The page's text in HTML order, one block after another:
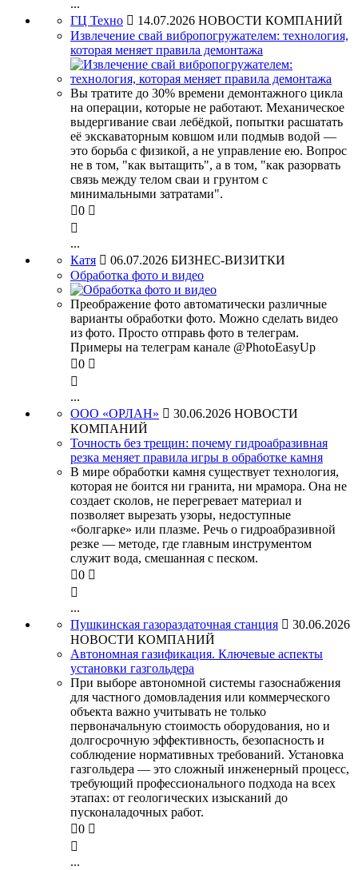
...
ГЦ Техно  14.07.2026 НОВОСТИ КОМПАНИЙ
Извлечение свай вибропогружателем: технология,
которая меняет правила демонтажа
Вы тратите до 30% времени демонтажного цикла
на операции, которые не работают. Механическое
выдергивание сваи лебёдкой, попытки расшатать
её экскаваторным ковшом или подмыв водой —
это борьба с физикой, а не управление ею. Вопрос
не в том, "как вытащить", а в том, "как разорвать
связь между телом сваи и грунтом с
минимальными затратами".
0 

...
Катя  06.07.2026 БИЗНЕС-ВИЗИТКИ
Обработка фото и видео
Преображение фото автоматически различные
варианты обработки фото. Можно сделать видео
из фото. Просто отправь фото в телеграм.
Примеры на телеграм канале @PhotoEasyUp
0 

...
ООО «ОРЛАН»  30.06.2026 НОВОСТИ
КОМПАНИЙ
Точность без трещин: почему гидроабразивная
резка меняет правила игры в обработке камня
В мире обработки камня существует технология,
которая не боится ни гранита, ни мрамора. Она не
создает сколов, не перегревает материал и
позволяет вырезать узоры, недоступные
«болгарке» или плазме. Речь о гидроабразивной
резке — методе, где главным инструментом
служит вода, смешанная с песком.
0 

...
Пушкинская газораздаточная станция  30.06.2026
НОВОСТИ КОМПАНИЙ
Автономная газификация. Ключевые аспекты
установки газгольдера
При выборе автономной системы газоснабжения
для частного домовладения или коммерческого
объекта важно учитывать не только
первоначальную стоимость оборудования, но и
долгосрочную эффективность, безопасность и
соблюдение нормативных требований. Установка
газгольдера — это сложный инженерный процесс,
требующий профессионального подхода на всех
этапах: от геологических изысканий до
пусконаладочных работ.
0 

...